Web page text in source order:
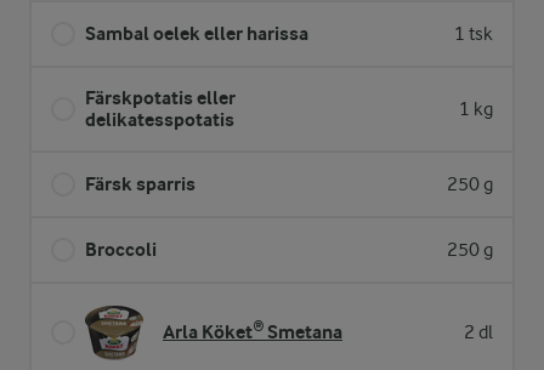
Sambal oelek eller harissa 1 tsk
Färskpotatis eller
delikatesspotatis
1 kg
Färsk sparris 250 g
Broccoli 250 g
Arla Köket® Smetana 2 dl